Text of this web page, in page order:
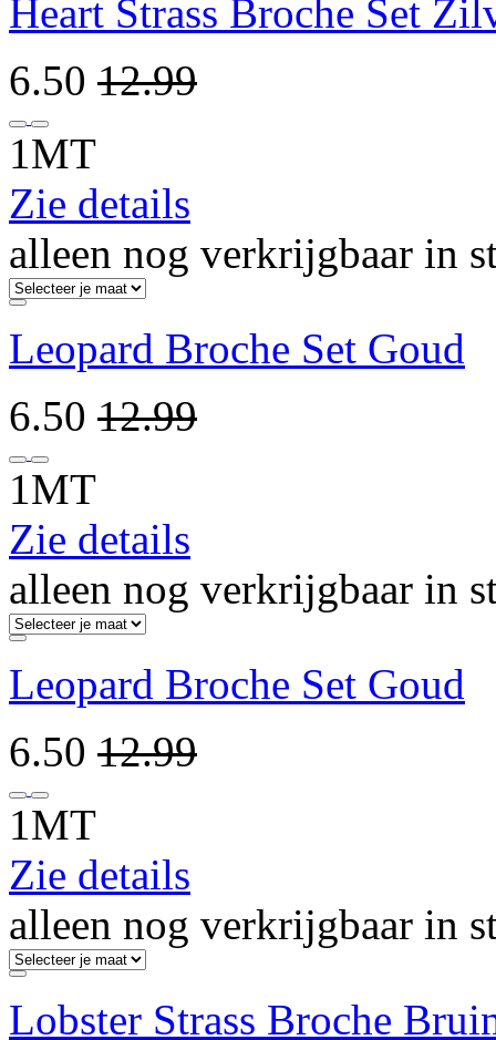
Heart Strass Broche Set
6.50 12.99
1MT
Zie details
alleen nog verkrijgbaar in
Leopard Broche Set Goud
6.50 12.99
1MT
Zie details
alleen nog verkrijgbaar in
Leopard Broche Set Goud
6.50 12.99
1MT
Zie details
alleen nog verkrijgbaar in
Lobster Strass Broche